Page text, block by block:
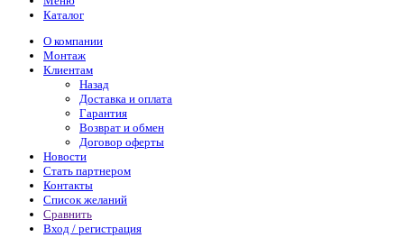
Каталог
О компании
Монтаж
Клиентам
Назад
Доставка и оплата
Гарантия
Возврат и обмен
Договор оферты
Новости
Стать партнером
Контакты
Список желаний
Сравнить
Вход / регистрация